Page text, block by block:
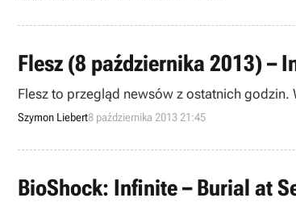
Flesz (8 października 2013) –
Flesz to przegląd newsów z ostatnich godzin.
Szymon Liebert8 października 2013 21:45
BioShock: Infinite – Burial at